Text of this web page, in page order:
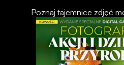
Poznaj tajemnice zdjęć